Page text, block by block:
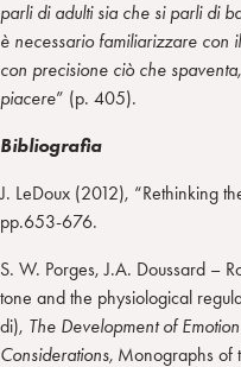
parli di adulti sia che si parli di
è necessario familiarizzare con
con precisione ciò che
piacere” (p. 405).
Bibliografia
J. LeDoux (2012), “Rethinking
pp.653-676.
S. W. Porges, J.A. Doussard –
tone and the physiological
di), The Development of
Considerations, Monographs of